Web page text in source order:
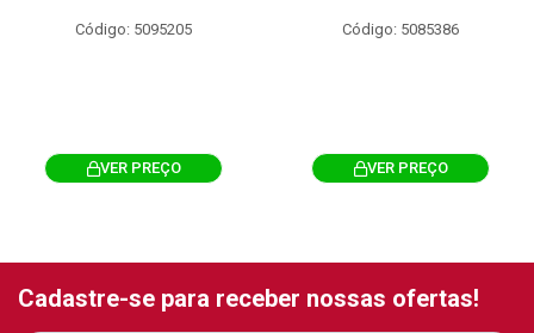
Código: 5095205
VER PREÇO
Código: 5085386
VER PREÇO
Cadastre-se para receber nossas ofertas!